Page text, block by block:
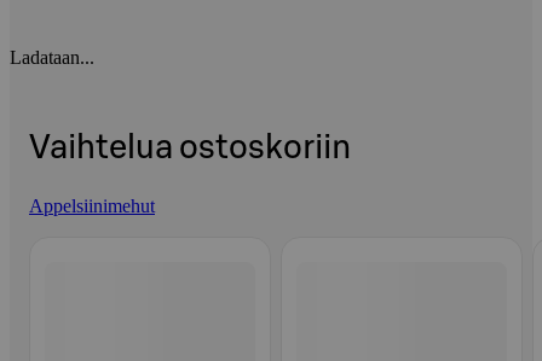
Ladataan...
Vaihtelua ostoskoriin
Appelsiinimehut